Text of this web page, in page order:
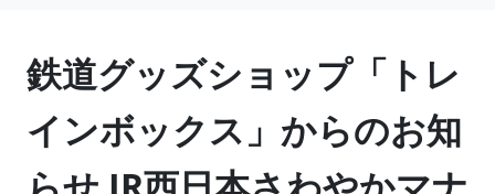
鉄道グッズショップ「トレ
インボックス」からのお知